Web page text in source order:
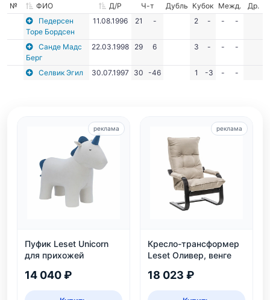
№ ФИО Д/Р Ч-т Дубль Кубок Межд.
Др.
Педерсен
Торе Бордсен
11.08.1996 21 - 2 - - -
Санде Мадс
Берг
22.03.1998 29 6 3 - - -
Селвик Эгил 30.07.1997 30 -46 1 -3 - -
Пуфик Leset Unicorn
для прихожей
14 040 ₽
реклама
Кресло-трансформер
Leset Оливер, венге
18 023 ₽
реклама